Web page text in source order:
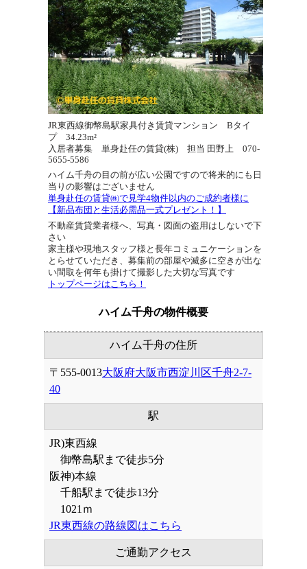
JR東西線御幣島駅家具付き賃貸マンション Bタイ
プ 34.23m²
入居者募集 単身赴任の賃貸(株) 担当 田野上 070-
5655-5586
ハイム千舟の目の前が広い公園ですので将来的にも日
当りの影響はございません
単身赴任の賃貸㈱で見学4物件以内のご成約者様に
【新品布団と生活必需品一式プレゼント！】
不動産賃貸業者様へ、写真・図面の盗用はしないで下
さい
家主様や現地スタッフ様と長年コミュニケーションを
とらせていただき、募集前の部屋や滅多に空きが出な
い間取を何年も掛けて撮影した大切な写真です
トップページはこちら！
ハイム千舟の物件概要
ハイム千舟の住所
〒555-0013大阪府大阪市西淀川区千舟2-7-
40
駅
JR)東西線
御幣島駅まで徒歩5分
阪神)本線
千船駅まで徒歩13分
1021ｍ
JR東西線の路線図はこちら
ご通勤アクセス